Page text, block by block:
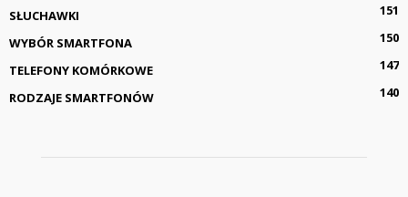
SŁUCHAWKI
151
WYBÓR SMARTFONA
150
TELEFONY KOMÓRKOWE
147
RODZAJE SMARTFONÓW
140